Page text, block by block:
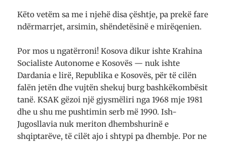
Këto vetëm sa me i njehë disa çështje, pa prekë fare
ndërmarrjet, arsimin, shëndetësinë e mirëqenien.
Por mos u ngatërroni! Kosova dikur ishte Krahina
Socialiste Autonome e Kosovës — nuk ishte
Dardania e lirë, Republika e Kosovës, për të cilën
falën jetën dhe vujtën shekuj burg bashkëkombësit
tanë. KSAK gëzoi një gjysmëliri nga 1968 mje 1981
dhe u shu me pushtimin serb më 1990. Ish-
Jugosllavia nuk meriton dhembshurinë e
shqiptarëve, të cilët ajo i shtypi pa dhembje. Por ne